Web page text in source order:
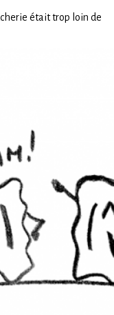
était trop loin de